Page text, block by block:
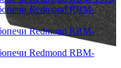
Redmond RBM-
Redmond RBM-
Redmond RBM-